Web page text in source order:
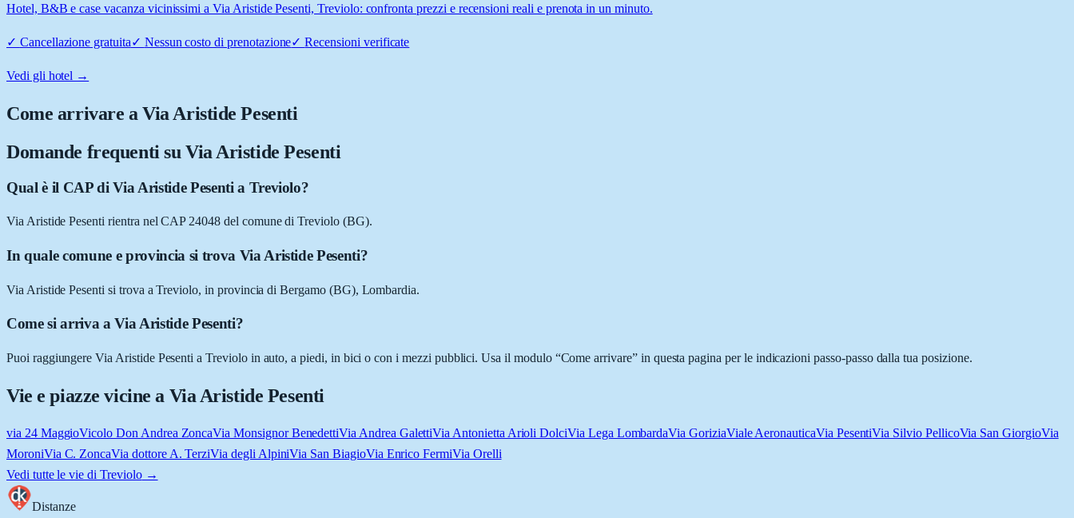
Hotel, B&B e case vacanza vicinissimi a Via Aristide Pesenti, Treviolo: confronta prezzi e recensioni reali e prenota in un minuto.
✓ Cancellazione gratuita✓ Nessun costo di prenotazione✓Recensioni verificate
Vedi gli hotel →
Come arrivare aVia Aristide Pesenti
Domande frequenti su Via Aristide Pesenti
Qual è il CAP di Via Aristide Pesenti a Treviolo?
Via Aristide Pesenti rientra nel CAP 24048 del comune di Treviolo (BG).
In quale comune e provincia si trova Via Aristide Pesenti?
Via Aristide Pesenti si trova a Treviolo, in provincia di Bergamo (BG), Lombardia.
Come si arriva a Via Aristide Pesenti?
Puoi raggiungere Via Aristide Pesenti a Treviolo in auto, a piedi, in bici o con i mezzi pubblici. Usa il modulo “Come arrivare” in questa pagina per le indicazioni passo-passo dalla tua posizione.
Vie e piazze vicine a Via Aristide Pesenti
via 24 MaggioVicolo Don Andrea ZoncaVia Monsignor BenedettiVia Andrea GalettiVia Antonietta Arioli DolciVia Lega LombardaVia GoriziaViale AeronauticaVia PesentiVia Silvio PellicoVia San GiorgioVia
MoroniVia C. ZoncaVia dottore A. TerziVia degli AlpiniVia San BiagioVia Enrico FermiVia Orelli
Vedi tutte le vie di Treviolo→
Distanze